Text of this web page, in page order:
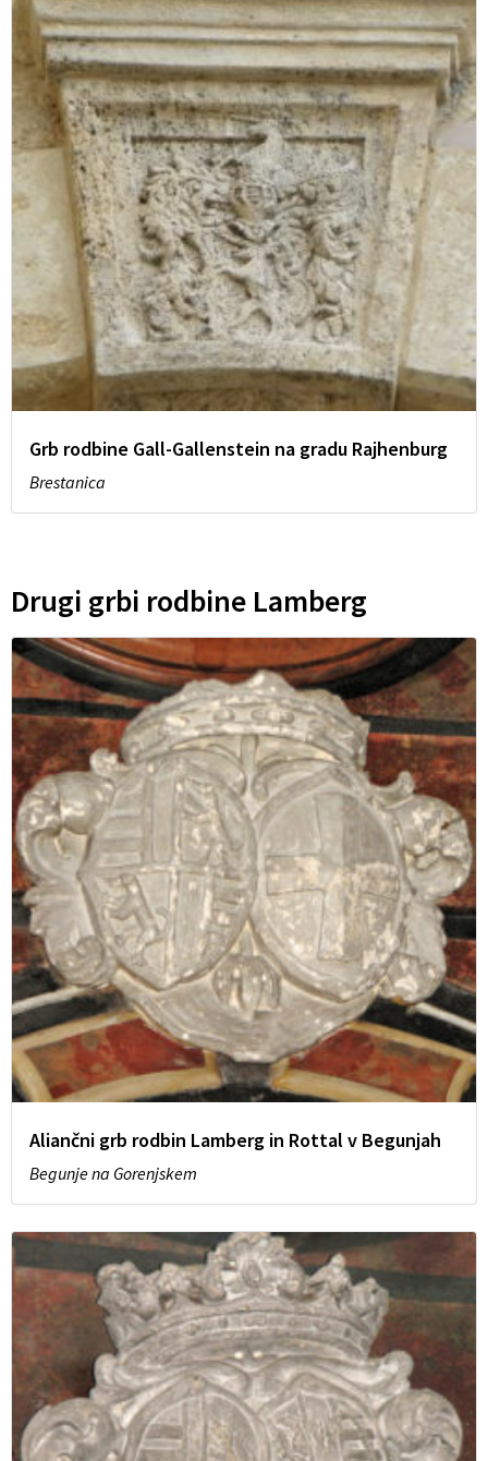
Grb rodbine Gall-Gallenstein na gradu Rajhenburg
Brestanica
Drugi grbi rodbine Lamberg
Aliančni grb rodbin Lamberg in Rottal v Begunjah
Begunje na Gorenjskem